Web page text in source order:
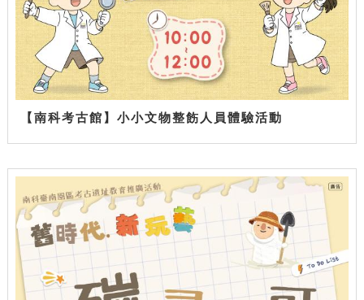
【南科考古館】小小文物整飭人員體驗活動